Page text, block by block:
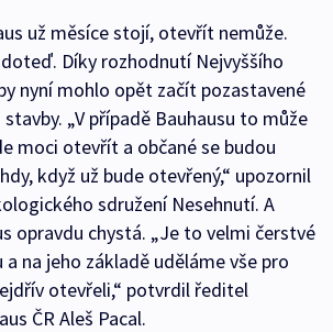
už měsíce stojí, otevřít nemůže.
Díky rozhodnutí Nejvyššího
nyní mohlo opět začít pozastavené
„V případě Bauhausu to může
moci otevřít a občané se budou
když už bude otevřený,“ upozornil
sdružení Nesehnutí. A
opravdu chystá. „Je to velmi čerstvé
na jeho základě uděláme vše pro
otevřeli,“ potvrdil ředitel
ČR Aleš Pacal.